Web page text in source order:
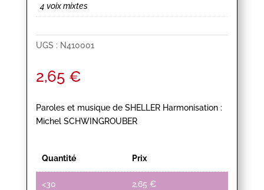
4 voix mixtes
UGS : N410001
2,65 €
Paroles et musique de SHELLER Harmonisation :
Michel SCHWINGROUBER
Quantité Prix
<30 2,65 €